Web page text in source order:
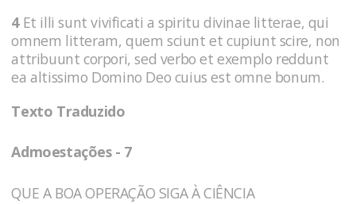
4Et illi sunt vivificati a spiritu divinae litterae, qui
omnem litteram, quem sciunt et cupiunt scire, non
attribuunt corpori, sed verbo et exemplo reddunt
ea altissimo Domino Deo cuius est omne bonum.
Texto Traduzido
Admoestações - 7
QUE A BOA OPERAÇÃO SIGA À CIÊNCIA